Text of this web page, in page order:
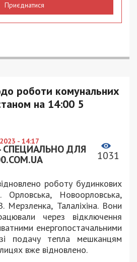
Приєднатися
роботи комунальних
на 14:00 5
- 14:17
СПЕЦИАЛЬНО ДЛЯ
1031
роботу будинкових
Новоорловська,
Мерзленка, Талаліхіна. Вони
через відключення
енергопостачальними
подачу тепла мешканцям
вже відновлено.